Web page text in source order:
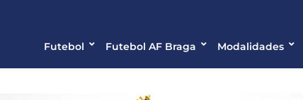
Futebol Futebol AF Braga Modalidades